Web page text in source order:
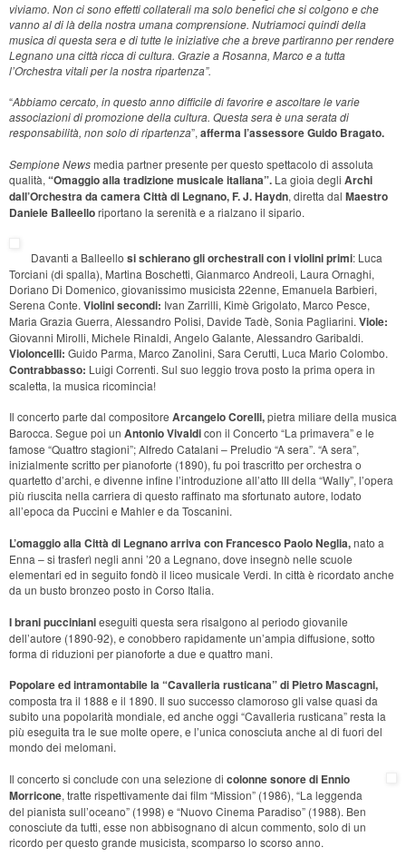
viviamo. Non ci sono effetti collaterali ma solo benefici che si colgono e che
vanno al di là della nostra umana comprensione. Nutriamoci quindi della
musica di questa sera e di tutte le iniziative che a breve partiranno per rendere
Legnano una città ricca di cultura. Grazie a Rosanna, Marco e a tutta
l’Orchestra vitali per la nostra ripartenza”.
“Abbiamo cercato, in questo anno difficile di favorire e ascoltare le varie
associazioni di promozione della cultura. Questa sera è una serata di
responsabilità, non solo di ripartenza”, afferma l’assessore Guido Bragato.
Sempione Newsmedia partner presente per questo spettacolo di assoluta
qualità, “Omaggio alla tradizione musicale italiana”. La gioia degli Archi
dall’Orchestra da camera Città di Legnano, F. J. Haydn, diretta dal Maestro
Daniele Balleelloriportano la serenità e a rialzano il sipario.
Davanti a Balleello si schierano gli orchestrali con i violini primi: Luca
Torciani (di spalla), Martina Boschetti, Gianmarco Andreoli, Laura Ornaghi,
Doriano Di Domenico, giovanissimo musicista 22enne, Emanuela Barbieri,
Serena Conte. Violini secondi: Ivan Zarrilli, Kimè Grigolato, Marco Pesce,
Maria Grazia Guerra, Alessandro Polisi, Davide Tadè, Sonia Pagliarini. Viole:
Giovanni Mirolli, Michele Rinaldi, Angelo Galante, Alessandro Garibaldi.
Violoncelli: Guido Parma, Marco Zanolini, Sara Cerutti, Luca Mario Colombo.
Contrabbasso: Luigi Correnti. Sul suo leggio trova posto la prima opera in
scaletta, la musica ricomincia!
Il concerto parte dal compositore Arcangelo Corelli,pietra miliare della musica
Barocca. Segue poi un Antonio Vivaldicon il Concerto “La primavera” e le
famose “Quattro stagioni”; Alfredo Catalani – Preludio “A sera”. “A sera”,
inizialmente scritto per pianoforte (1890), fu poi trascritto per orchestra o
quartetto d’archi, e divenne infine l’introduzione all’atto III della “Wally”, l’opera
più riuscita nella carriera di questo raffinato ma sfortunato autore, lodato
all’epoca da Puccini e Mahler e da Toscanini.
L’omaggio alla Città di Legnano arriva con Francesco Paolo Neglia,nato a
Enna – si trasferì negli anni ’20 a Legnano, dove insegnò nelle scuole
elementari ed in seguito fondò il liceo musicale Verdi. In città è ricordato anche
da un busto bronzeo posto in Corso Italia.
I brani puccinianieseguiti questa sera risalgono al periodo giovanile
dell’autore (1890-92), e conobbero rapidamente un’ampia diffusione, sotto
forma di riduzioni per pianoforte a due e quattro mani.
Popolare ed intramontabile la “Cavalleria rusticana” di Pietro Mascagni,
composta tra il 1888 e il 1890. Il suo successo clamoroso gli valse quasi da
subito una popolarità mondiale, ed anche oggi “Cavalleria rusticana” resta la
più eseguita tra le sue molte opere, e l’unica conosciuta anche al di fuori del
mondo dei melomani.
Il concerto si conclude con una selezione di colonne sonore di Ennio
Morricone, tratte rispettivamente dai film “Mission” (1986), “La leggenda
del pianista sull’oceano” (1998) e “Nuovo Cinema Paradiso” (1988). Ben
conosciute da tutti, esse non abbisognano di alcun commento, solo di un
ricordo per questo grande musicista, scomparso lo scorso anno.